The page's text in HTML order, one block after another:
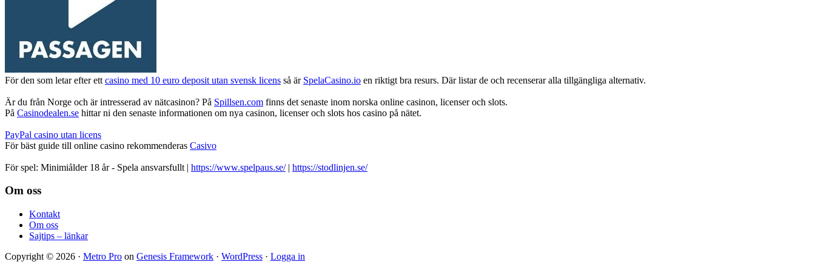
För den som letar efter ett casino med 10 euro deposit utan svensk licens så är SpelaCasino.io en riktigt bra resurs. Där listar de och recenserar alla tillgängliga alternativ.
Är du från Norge och är intresserad av nätcasinon? På Spillsen.com finns det senaste inom norska online casinon, licenser och slots.
På Casinodealen.se hittar ni den senaste informationen om nya casinon, licenser och slots hos casino på nätet.
PayPal casino utan licens
För bäst guide till online casino rekommenderas Casivo
För spel: Minimiålder 18 år - Spela ansvarsfullt | https://www.spelpaus.se/| https://stodlinjen.se/
Footer
Om oss
Kontakt
Om oss
Sajtips – länkar
Copyright © 2026 · Metro Pro on Genesis Framework · WordPress · Logga in